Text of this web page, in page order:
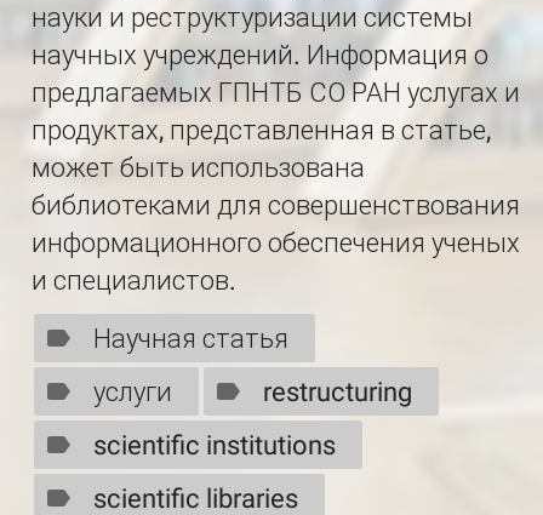
науки и реструктуризации системы
научных учреждений. Информация о
предлагаемых ГПНТБ СО РАН услугах и
продуктах, представленная в статье,
может быть использована
библиотеками для совершенствования
информационного обеспечения ученых
и специалистов.
Научная статья
услуги
restructuring
scientific institutions
scientific libraries